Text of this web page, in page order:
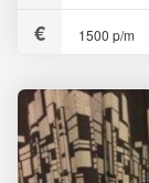
1500 p/m